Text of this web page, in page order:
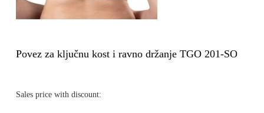
Povez za ključnu kost i ravno držanje TGO 201-SO
Sales price with discount: